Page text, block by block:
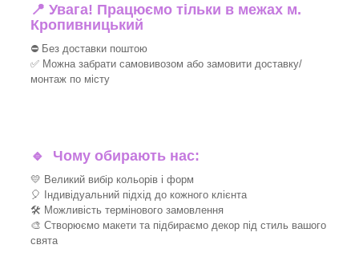
📍 Увага! Працюємо тільки в межах м.
Кропивницький
⛔ Без доставки поштою
✅ Можна забрати самовивозом або замовити доставку/
монтаж по місту
🔹 Чому обирають нас:
💛 Великий вибір кольорів і форм
🎈 Індивідуальний підхід до кожного клієнта
🛠 Можливість термінового замовлення
🎨 Створюємо макети та підбираємо декор під стиль вашого
свята